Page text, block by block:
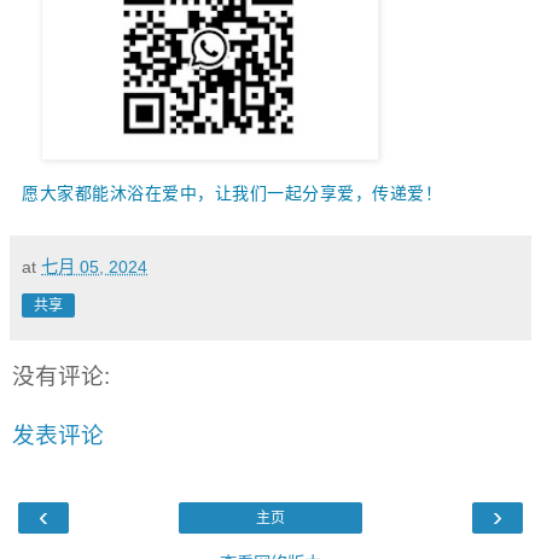
愿大家都能沐浴在爱中，让我们一起分享爱，传递爱！
at 七月 05, 2024
共享
没有评论:
发表评论
‹ ›
主页